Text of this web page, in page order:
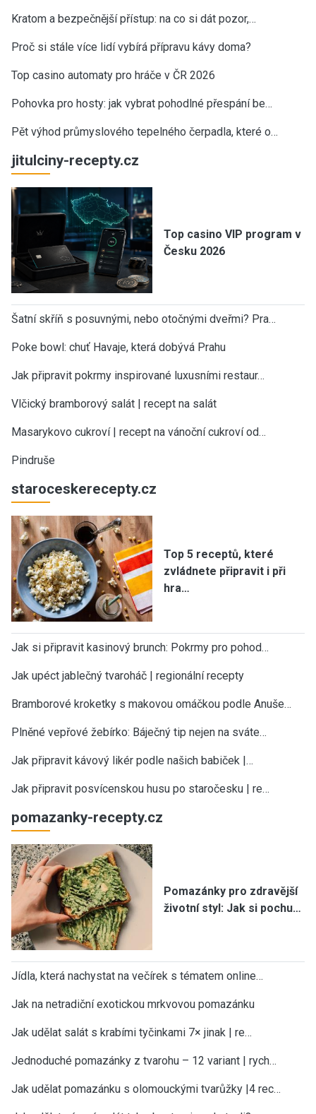
Kratom a bezpečnější přístup: na co si dát pozor,…
Proč si stále více lidí vybírá přípravu kávy doma?
Top casino automaty pro hráče v ČR 2026
Pohovka pro hosty: jak vybrat pohodlné přespání be…
Pět výhod průmyslového tepelného čerpadla, které o…
jitulciny-recepty.cz
Top casino VIP program v
Česku 2026
Šatní skříň s posuvnými, nebo otočnými dveřmi? Pra…
Poke bowl: chuť Havaje, která dobývá Prahu
Jak připravit pokrmy inspirované luxusními restaur…
Vlčický bramborový salát | recept na salát
Masarykovo cukroví | recept na vánoční cukroví od…
Pindruše
staroceskerecepty.cz
Top 5 receptů, které
zvládnete připravit i při
hra…
Jak si připravit kasinový brunch: Pokrmy pro pohod…
Jak upéct jablečný tvaroháč | regionální recepty
Bramborové kroketky s makovou omáčkou podle Anuše…
Plněné vepřové žebírko: Báječný tip nejen na sváte…
Jak připravit kávový likér podle našich babiček |…
Jak připravit posvícenskou husu po staročesku | re…
pomazanky-recepty.cz
Pomazánky pro zdravější
životní styl: Jak si pochu…
Jídla, která nachystat na večírek s tématem online…
Jak na netradiční exotickou mrkvovou pomazánku
Jak udělat salát s krabími tyčinkami 7× jinak | re…
Jednoduché pomazánky z tvarohu – 12 variant | rych…
Jak udělat pomazánku s olomouckými tvarůžky |4 rec…